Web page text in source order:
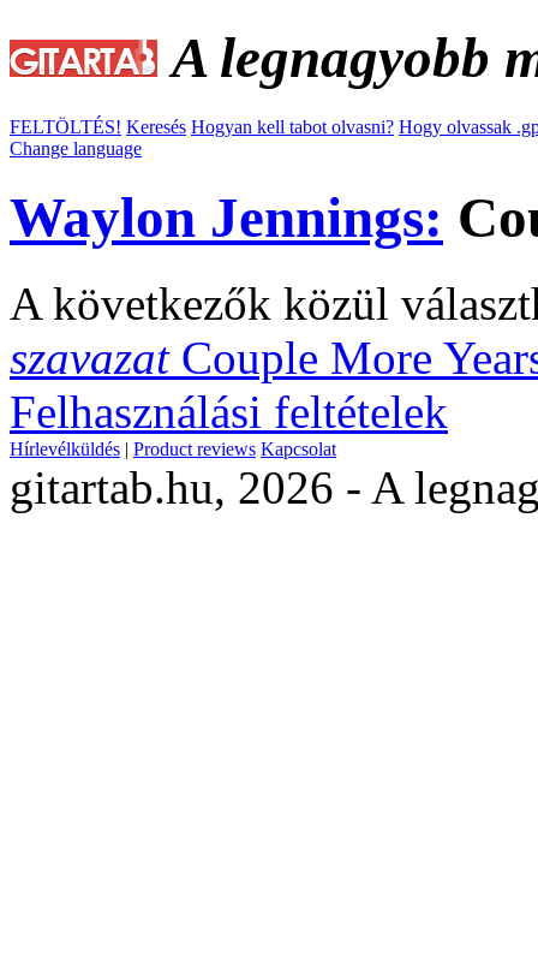
A legnagyobb
FELTÖLTÉS! Keresés Hogyan kell tabot olvasni? Hogy olvassak
Change language
Waylon Jennings:
A következők közül
szavazat Couple More
Felhasználási feltételek
Hírlevélküldés | Product reviews Kapcsolat
gitartab.hu, 2026 - A